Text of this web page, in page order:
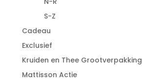
S-Z
Cadeau
Exclusief
Kruiden en Thee Grootverpakking
Mattisson Actie